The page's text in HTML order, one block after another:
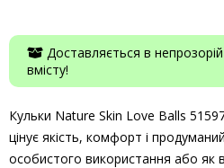
Доставляється в непрозорій
вмісту!
Кульки Nature Skin Love Balls
цінує якість, комфорт і
особистого використання або як